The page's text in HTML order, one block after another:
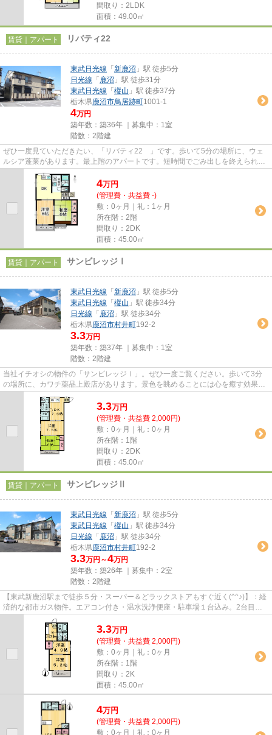
間取り：2LDK
面積：49.00㎡
賃貸｜アパート リバティ22
東武日光線 「 新鹿沼 」駅 徒歩5分
日光線 「 鹿沼 」駅 徒歩31分
東武日光線 「 樅山 」駅 徒歩37分
栃木県鹿沼市鳥居跡町1001-1
4万円
築年数：築36年 ｜募集中： 1室
階数：2階建
ぜひ一度見ていただきたい、「リバティ22 」です。歩いて5分の場所に、ウェ
ルシア蓬莱があります。最上階のアパートです。短時間でごみ出しを終えられる
ように、敷地内にゴミ置き場を...
4万円
(管理費・共益費 -)
敷：0ヶ月｜礼：1ヶ月
所在階：2階
間取り：2DK
面積：45.00㎡
賃貸｜アパート サンビレッジⅠ
東武日光線 「 新鹿沼 」駅 徒歩5分
東武日光線 「 樅山 」駅 徒歩34分
日光線 「 鹿沼 」駅 徒歩34分
栃木県鹿沼市村井町192-2
3.3万円
築年数：築37年 ｜募集中： 1室
階数：2階建
当社イチオシの物件の「サンビレッジⅠ」。ぜひ一度ご覧ください。歩いて3分
の場所に、カワチ薬品上殿店があります。景色を眺めることには心を癒す効果が
あり、視力低下の恐れも少なく...
3.3万円
(管理費・共益費 2,000円)
敷：0ヶ月｜礼：0ヶ月
所在階：1階
間取り：2DK
面積：45.00㎡
賃貸｜アパート サンビレッジⅡ
東武日光線 「 新鹿沼 」駅 徒歩5分
東武日光線 「 樅山 」駅 徒歩34分
日光線 「 鹿沼 」駅 徒歩34分
栃木県鹿沼市村井町192-2
3.3万円～4万円
築年数：築26年 ｜募集中： 2室
階数：2階建
【東武新鹿沼駅まで徒歩５分・スーパー＆どラックストアもすぐ近く(^^♪)】：経
済的な都市ガス物件。エアコン付き・温水洗浄便座・駐車場１台込み。2台目駐
車場は4000円でご利用できま...
3.3万円
(管理費・共益費 2,000円)
敷：0ヶ月｜礼：0ヶ月
所在階：1階
間取り：2K
面積：45.00㎡
4万円
(管理費・共益費 2,000円)
敷：0ヶ月｜礼：0ヶ月